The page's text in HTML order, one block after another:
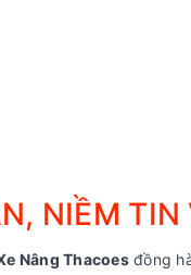
NIỀM
Nâng Thacoesđồng